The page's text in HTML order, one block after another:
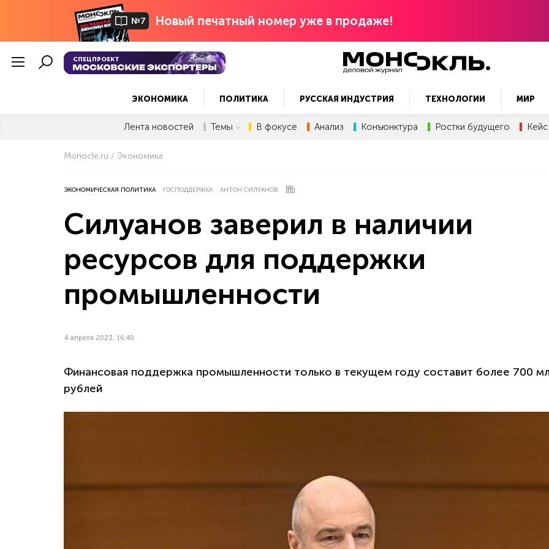
№7 Новый печатный номер уже в продаже!
СПЕЦПРОЕКТ
ЭКОНОМИКА ПОЛИТИКА РУССКАЯ ИНДУСТРИЯ ТЕХНОЛОГИИ МИР
Лента новостей Темы В фокусе Анализ Конъюнктура Ростки будущего Кейс
Monocle.ru Экономика
ЭКОНОМИЧЕСКАЯ ПОЛИТИКА ГОСПОДДЕРЖКА АНТОН СИЛУАНОВ
Силуанов заверил в наличии
ресурсов для поддержки
промышленности
4 апреля 2023, 16:40
Финансовая поддержка промышленности только в текущем году составит более 700
рублей